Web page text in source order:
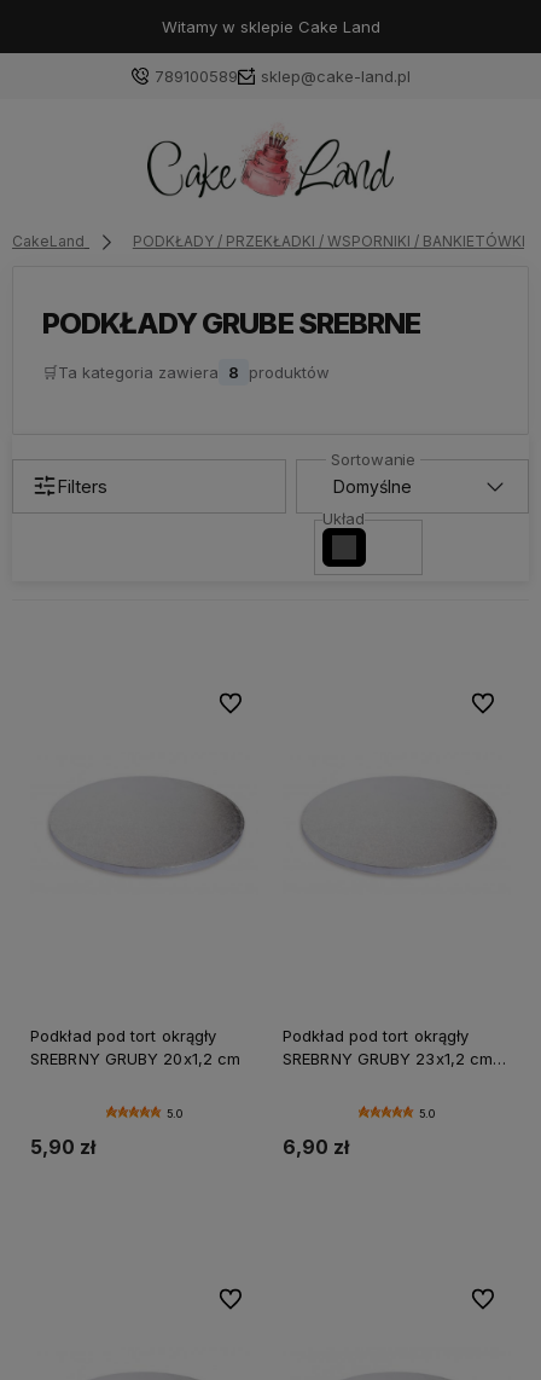
Witamy w sklepie Cake Land
789100589 sklep@cake-land.pl
z poprzedniej sesji.
CakeLand PODKŁADY / PRZEKŁADKI / WSPORNIKI / BANKIETÓWKI
PODKŁADY GRUBE SREBRNE
🛒Ta kategoria zawiera 8 produktów
Filters
Układ
Podkład pod tort okrągły
SREBRNY GRUBY 20x1,2 cm
5.0
5,90 zł
Do ulubionych
Podkład pod tort okrągły
SREBRNY GRUBY 23x1,2 cm
5.0
6,90 zł
Do
Do ulubionych Do